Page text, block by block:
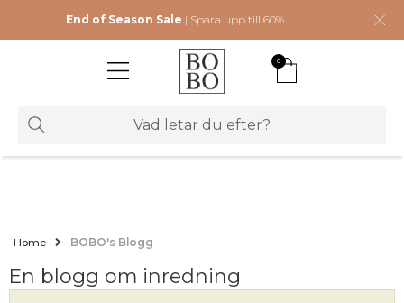
End of Season Sale | Spara upp till 60%
0
Home BOBO's Blogg
En blogg om inredning